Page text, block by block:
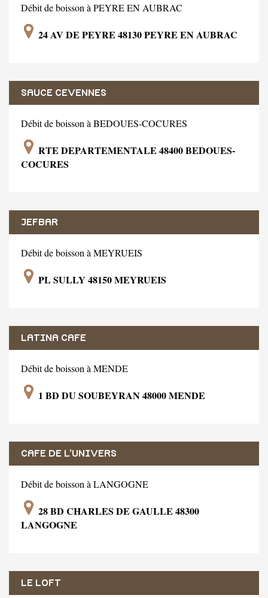
Débit de boisson à PEYRE EN AUBRAC
24 AV DE PEYRE 48130 PEYRE EN AUBRAC
SAUCE CEVENNES
Débit de boisson à BEDOUES-COCURES
RTE DEPARTEMENTALE 48400 BEDOUES-
COCURES
JEFBAR
Débit de boisson à MEYRUEIS
PL SULLY 48150 MEYRUEIS
LATINA CAFE
Débit de boisson à MENDE
1 BD DU SOUBEYRAN 48000 MENDE
CAFE DE L'UNIVERS
Débit de boisson à LANGOGNE
28 BD CHARLES DE GAULLE 48300
LANGOGNE
LE LOFT